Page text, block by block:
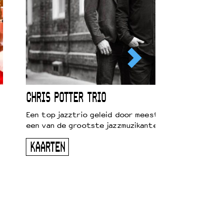
CHRIS POTTER TRIO
Een top jazztrio geleid door
een van de grootste jazzmuzikanten van zijn
KAARTEN